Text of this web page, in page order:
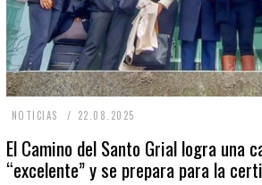
NOTICIAS 22.08.2025
.
El Camino del Santo Grial logra una
“excelente” y se prepara para la